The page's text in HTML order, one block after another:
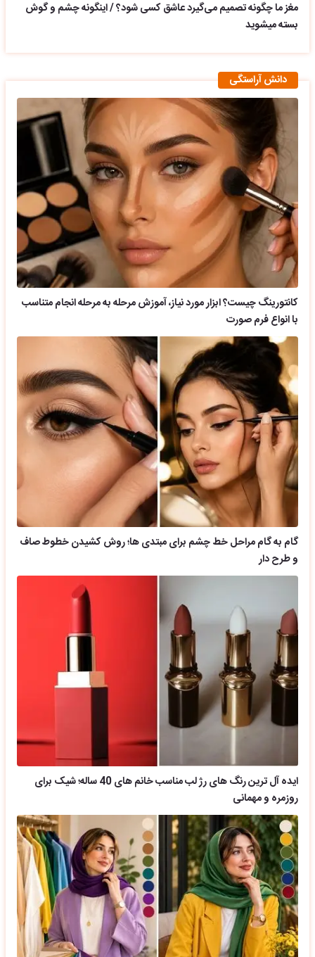
مغز ما چگونه تصمیم می‌گیرد عاشق کسی شود؟ / اینگونه چشم و گوش
بسته میشوید
دانش آراستگی
کانتورینگ چیست؟ ابزار مورد نیاز، آموزش مرحله به مرحله انجام متناسب
با انواع فرم صورت
گام به گام مراحل خط چشم برای مبتدی ها؛ روش کشیدن خطوط صاف
و طرح دار
ایده آل ترین رنگ های رژ لب مناسب خانم های 40 ساله؛ شیک برای
روزمره و مهمانی